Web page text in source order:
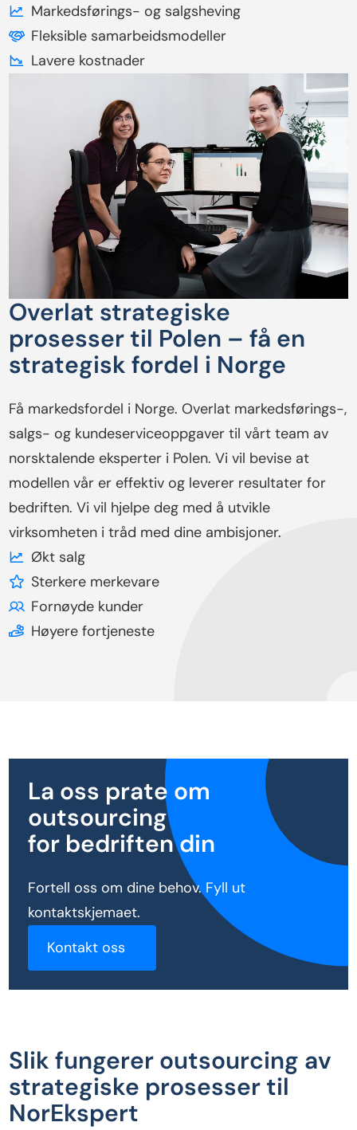
Markedsførings- og salgsheving
Fleksible samarbeidsmodeller
Lavere kostnader
Overlat strategiske
prosesser til Polen – få en
strategisk fordel i Norge
Få markedsfordel i Norge. Overlat markedsførings-,
salgs- og kundeserviceoppgaver til vårt team av
norsktalende eksperter i Polen. Vi vil bevise at
modellen vår er effektiv og leverer resultater for
bedriften. Vi vil hjelpe deg med å utvikle
virksomheten i tråd med dine ambisjoner.
Økt salg
Sterkere merkevare
Fornøyde kunder
Høyere fortjeneste
La oss prate om
outsourcing
for bedriften din
Fortell oss om dine behov. Fyll ut
kontaktskjemaet.
Kontakt oss
Slik fungerer outsourcing av
strategiske prosesser til
NorEkspert